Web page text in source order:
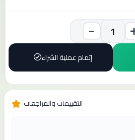
إتمام عملية الشراء
التقييمات والمراجعات